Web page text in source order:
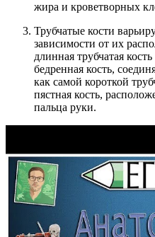
жира и кроветворных
Трубчатые кости
зависимости от их
длинная трубчатая
бедренная кость,
как самой короткой
пястная кость,
пальца руки.